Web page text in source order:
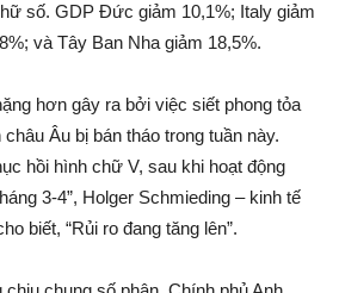
số. GDP Đức giảm 10,1%; Italy giảm
và Tây Ban Nha giảm 18,5%.
hơn gây ra bởi việc siết phong tỏa
Âu bị bán tháo trong tuần này.
hồi hình chữ V, sau khi hoạt động
3-4”, Holger Schmieding – kinh tế
biết, “Rủi ro đang tăng lên”.